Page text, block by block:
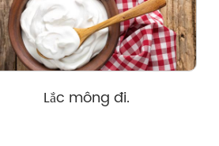
Lắc mông đi.